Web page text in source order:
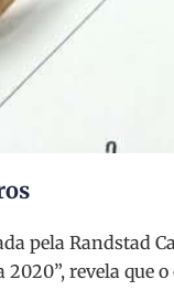
pela Randstad
2020”, revela que